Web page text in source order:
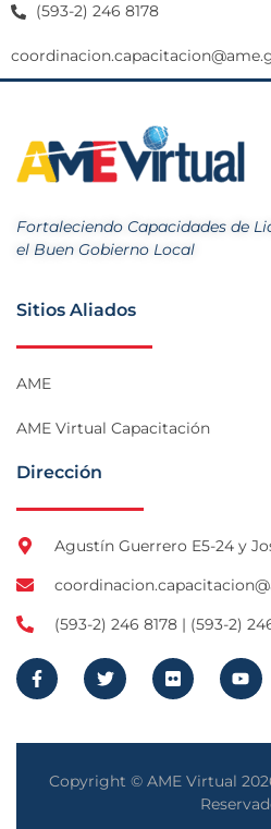
(593-2) 246 8178
Fortaleciendo Capacidades de
el Buen Gobierno Local
Sitios Aliados
AME
AME Virtual Capacitación
Dirección
Agustín Guerrero E5-24 y
(593-2) 246 8178 | (593-2)
Copyright © AME Virtual